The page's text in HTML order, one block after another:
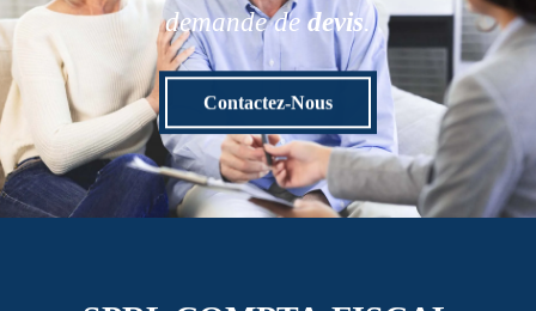
demande de devis.
Contactez-Nous